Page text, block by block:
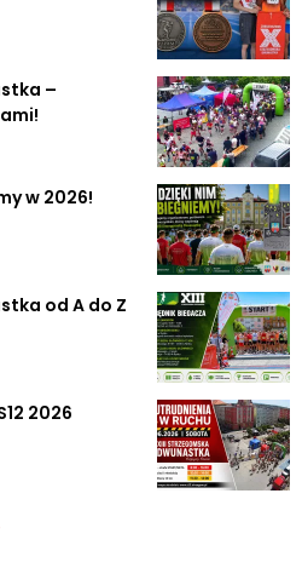
–
w 2026!
od A do Z
2026